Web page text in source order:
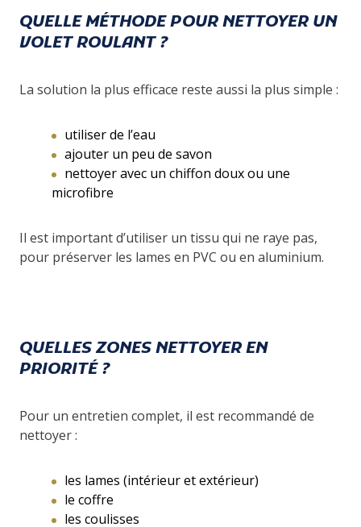
QUELLE MÉTHODE POUR NETTOYER UN
VOLET ROULANT ?
La solution la plus efficace reste aussi la plus simple :
utiliser de l’eau
ajouter un peu de savon
nettoyer avec un chiffon doux ou une
microfibre
Il est important d’utiliser un tissu qui ne raye pas,
pour préserver les lames en PVC ou en aluminium.
QUELLES ZONES NETTOYER EN
PRIORITÉ ?
Pour un entretien complet, il est recommandé de
nettoyer :
les lames (intérieur et extérieur)
le coffre
les coulisses